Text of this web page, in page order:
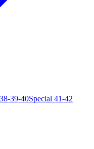
39-40Special 41-42